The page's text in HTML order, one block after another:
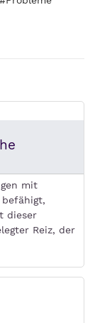
mit
befähigt,
dieser
Reiz, der